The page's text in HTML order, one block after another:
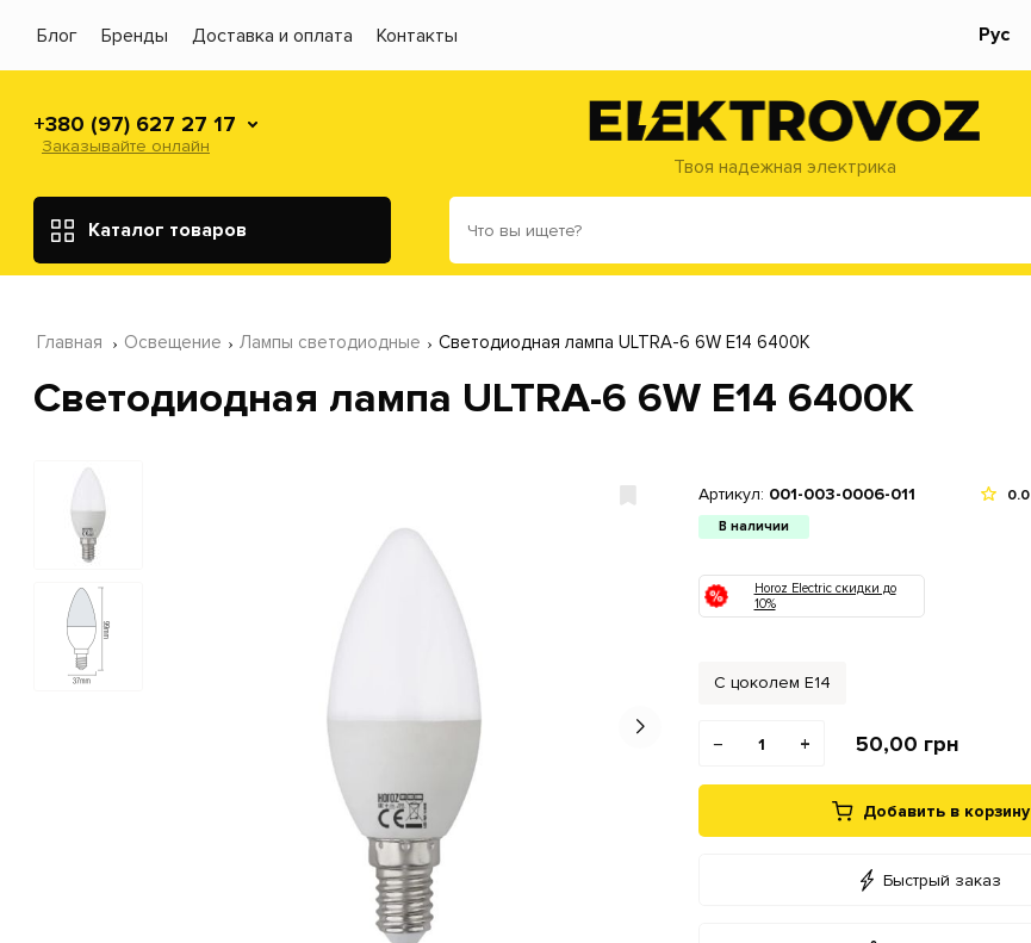
Блог Бренды Доставка и оплата Контакты Рус
+380 (97) 627 27 17
Заказывайте онлайн
Твоя надежная электрика
Каталог товаров
Главная Освещение Лампы светодиодные Светодиодная лампа ULTRA-6 6W E14 6400К
Светодиодная лампа ULTRA-6 6W E14 6400К
Артикул: 001-003-0006-011
В наличии
0.0
Horoz Electric скидки до
10%
С цоколем Е14
− + 50,00 грн
Добавить в корзину
Быстрый заказ